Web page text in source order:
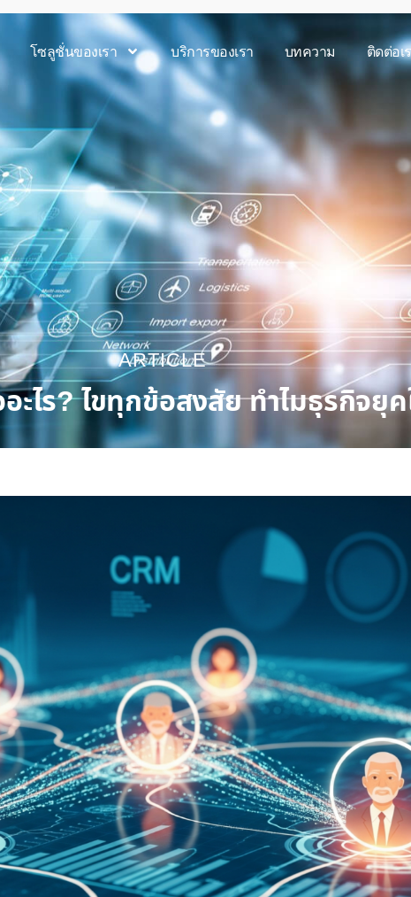
โซลูชั่นของเรา บริการของเรา บทความ ติดต่อเ
ARTICLE
ะไร? ไขทุกข้อสงสัย ทำไมธุรกิจยุ